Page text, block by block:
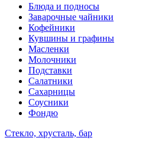
Блюда и подносы
Заварочные чайники
Кофейники
Кувшины и графины
Масленки
Молочники
Подставки
Салатники
Сахарницы
Соусники
Фондю
Стекло, хрусталь, бар